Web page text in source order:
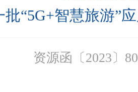
批“5G+智慧旅游”
资源函〔2023〕